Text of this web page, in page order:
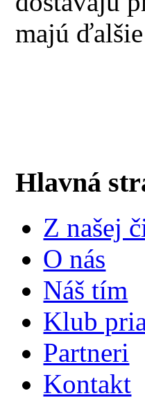
majú
Hlavná
Z našej
O nás
Náš tím
Klub
Partneri
Kontakt